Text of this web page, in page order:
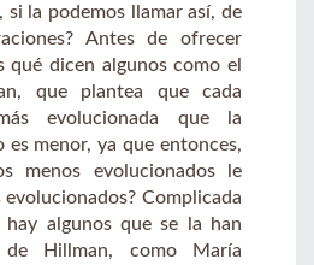
si la podemos llamar así, de
Antes de ofrecer
qué dicen algunos como el
que plantea que cada
evolucionada que la
menor, ya que entonces,
menos evolucionados le
evolucionados? Complicada
hay algunos que se la han
Hillman, como María